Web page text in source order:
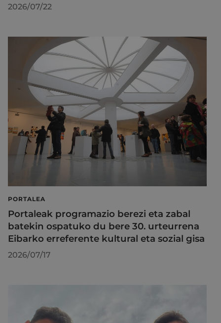
2026/07/22
PORTALEA
Portaleak programazio berezi eta zabal
batekin ospatuko du bere 30. urteurrena
Eibarko erreferente kultural eta sozial gisa
2026/07/17